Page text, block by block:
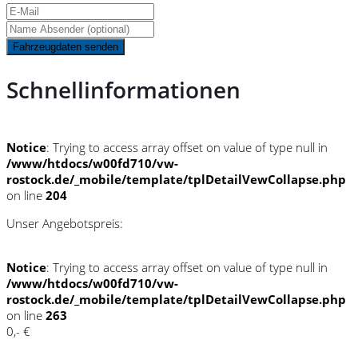
Fahrzeugdaten senden
Schnellinformationen
Notice: Trying to access array offset on value of type null in
/www/htdocs/w00fd710/vw-
rostock.de/_mobile/template/tplDetailVewCollapse.php
on line 204
Unser Angebotspreis:
Notice: Trying to access array offset on value of type null in
/www/htdocs/w00fd710/vw-
rostock.de/_mobile/template/tplDetailVewCollapse.php
on line 263
0,- €